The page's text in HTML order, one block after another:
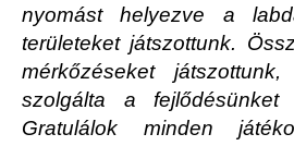
nyomást helyezve a
területeket játszottunk.
mérkőzéseket
szolgálta a
Gratulálok minden